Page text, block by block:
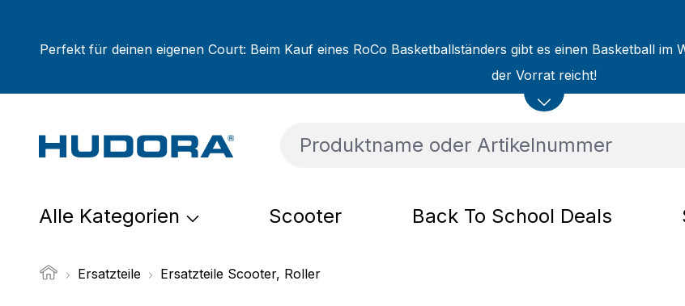
Perfekt für deinen eigenen Court: Beim Kauf eines RoCo Basketballständers gibt es einen Basketball
der Vorrat reicht!
Alle Kategorien Scooter Back To School Deals
Ersatzteile Ersatzteile Scooter, Roller